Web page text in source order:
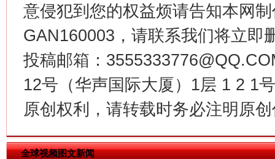
意侵犯到您的权益烦请告知本网
GAN160003，请联系我们将立即
投稿邮箱：
12号（华声国际大厦）1层 1 2 1
原创权利，请转载时务必注明原
全球视频图文新闻
习近平的博鳌关键词
魏明